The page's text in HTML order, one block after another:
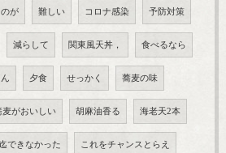
が 難しい コロナ感染 予防対策
減らして 関東風天丼， 食べるなら
夕食 せっかく 蕎麦の味
麦がおいしい 胡麻油香る 海老天2本
できなかった これをチャンスとらえ